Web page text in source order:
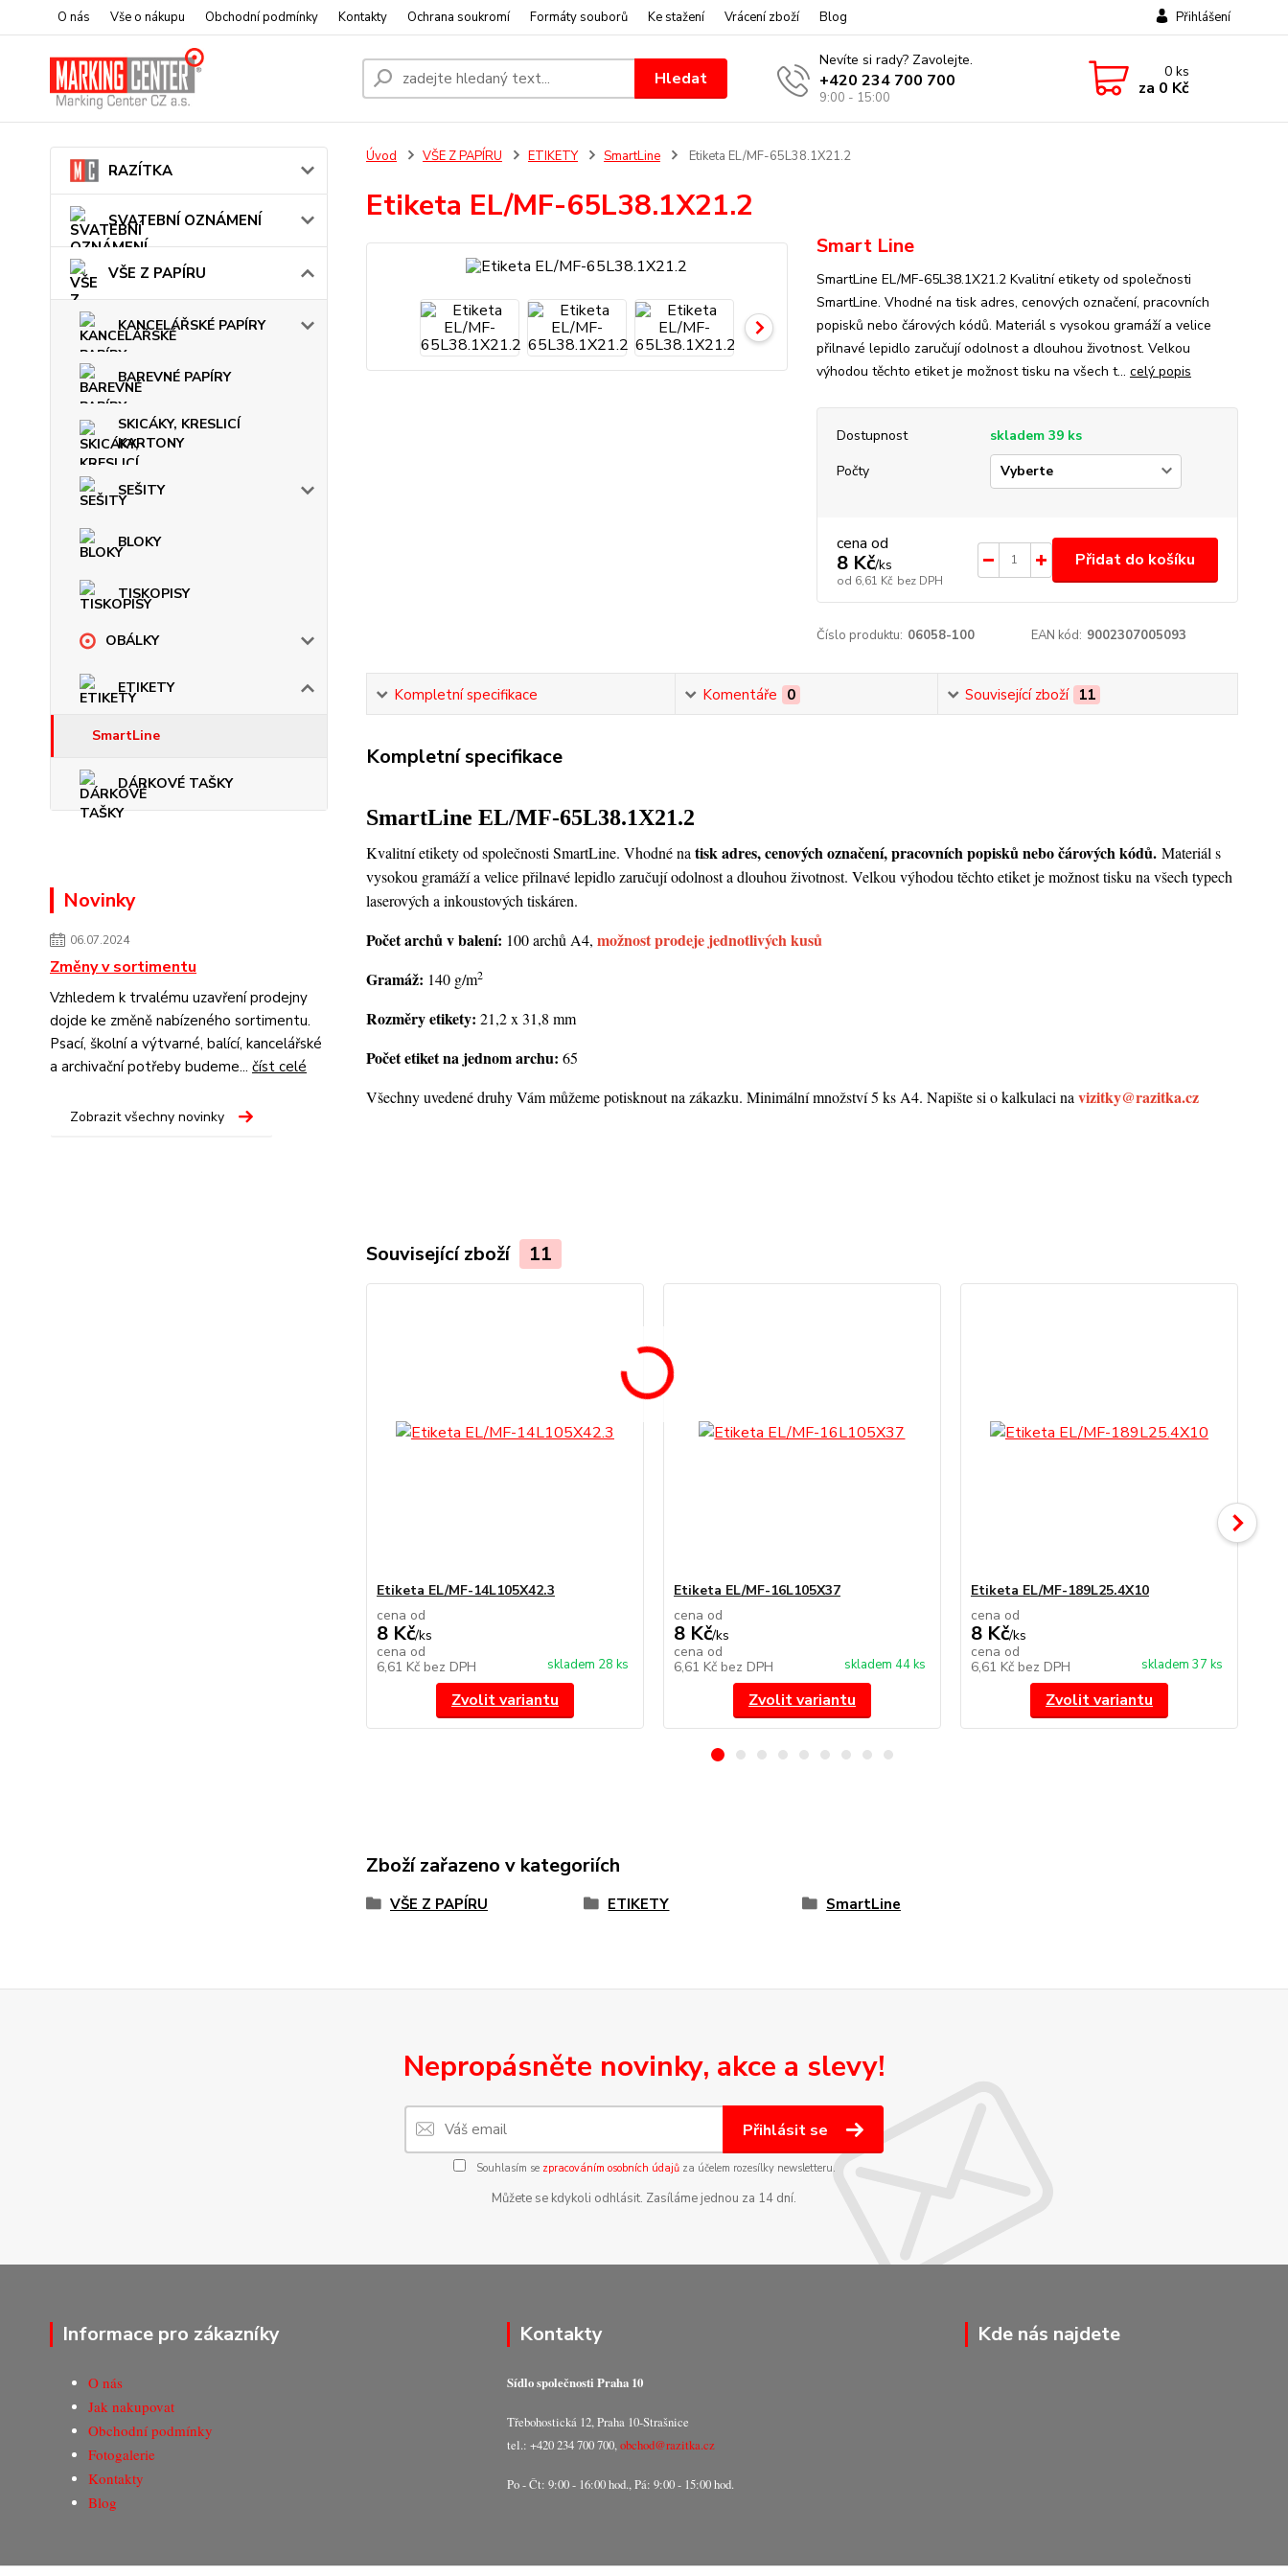
O nás Vše o nákupu Obchodní podmínky Kontakty Ochrana soukromí Formáty souborů Ke stažení Vrácení zboží Blog Přihlášení
Hledat
Nevíte si rady? Zavolejte.
+420 234 700 700
9:00 - 15:00
0ks
za 0 Kč
RAZÍTKA
SVATEBNÍ OZNÁMENÍ
VŠE Z PAPÍRU
KANCELÁŘSKÉ PAPÍRY
BAREVNÉ PAPÍRY
SKICÁKY, KRESLICÍ
KARTONY
SEŠITY
BLOKY
TISKOPISY
OBÁLKY
ETIKETY
SmartLine
DÁRKOVÉ TAŠKY
Novinky
06.07.2024
Změny v sortimentu
Vzhledem k trvalému uzavření prodejny
dojde ke změně nabízeného sortimentu.
Psací, školní a výtvarné, balící, kancelářské
a archivační potřeby budeme... číst celé
Zobrazit všechny novinky
Úvod VŠE Z PAPÍRU ETIKETY SmartLine Etiketa EL/MF-65L38.1X21.2
Etiketa EL/MF-65L38.1X21.2
Smart Line
SmartLine EL/MF-65L38.1X21.2 Kvalitní etikety od společnosti
SmartLine. Vhodné na tisk adres, cenových označení, pracovních
popisků nebo čárových kódů. Materiál s vysokou gramáží a velice
přilnavé lepidlo zaručují odolnost a dlouhou životnost. Velkou
výhodou těchto etiket je možnost tisku na všech t... celý popis
Dostupnost
skladem 39 ks
Počty
cena od
8 Kč/ks
od 6,61 Kč bez DPH
Přidat do košíku
Číslo produktu: 06058-100 EAN kód: 9002307005093
Kompletní specifikace Komentáře 0 Související zboží 11
Kompletní specifikace
SmartLine EL/MF-65L38.1X21.2
Kvalitní etikety od společnosti SmartLine. Vhodné na tisk adres, cenových označení, pracovních popisků nebo čárových kódů.Materiál s
vysokou gramáží a velice přilnavé lepidlo zaručují odolnost a dlouhou životnost. Velkou výhodou těchto etiket je možnost tisku na všech typech
laserových a inkoustových tiskáren.
Počet archů v balení: 100 archů A4, možnost prodeje jednotlivých kusů
Gramáž: 140 g/m2
Rozměry etikety: 21,2 x 31,8 mm
Počet etiket na jednom archu: 65
Všechny uvedené druhy Vám můžeme potisknout na zákazku. Minimální množství 5 ks A4. Napište si o kalkulaci na vizitky@razitka.cz
Související zboží 11
Etiketa EL/MF-14L105X42.3
cena od
8 Kč/ks
cena od
6,61 Kč bez DPH skladem 28 ks
Zvolit variantu
Etiketa EL/MF-16L105X37
cena od
8 Kč/ks
cena od
6,61 Kč bez DPH skladem 44 ks
Zvolit variantu
Etiketa EL/MF-189L25.4X10
cena od
8 Kč/ks
cena od
6,61 Kč bez DPH skladem 37 ks
Zvolit variantu
Zboží zařazeno v kategoriích
VŠE Z PAPÍRU ETIKETY SmartLine
Nepropásněte novinky, akce a slevy!
Přihlásit se
Souhlasím se zpracováním osobních údajůza účelem rozesílky newsletteru.
Můžete se kdykoli odhlásit. Zasíláme jednou za 14 dní.
Informace pro zákazníky
O nás
Jak nakupovat
Obchodní podmínky
Fotogalerie
Kontakty
Blog
Kontakty
Sídlo společnosti Praha 10
Třebohostická 12, Praha 10-Strašnice
tel.: +420 234 700 700,obchod@razitka.cz
Po - Čt: 9:00 - 16:00 hod., Pá: 9:00 - 15:00 hod.
Kde nás najdete